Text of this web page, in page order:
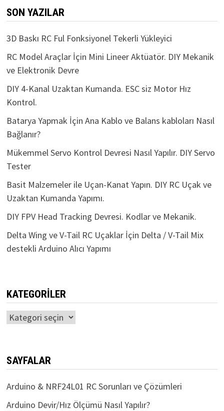
SON YAZILAR
3D Baskı RC Ful Fonksiyonel Tekerli Yükleyici
RC Model Araçlar İçin Mini Lineer Aktüatör. DIY Mekanik
ve Elektronik Devre
DIY 4-Kanal Uzaktan Kumanda. ESC siz Motor Hız
Kontrol.
Batarya Yapmak İçin Ana Kablo ve Balans kabloları Nasıl
Bağlanır?
Mükemmel Servo Kontrol Devresi Nasıl Yapılır. DIY Servo
Tester
Basit Malzemeler ile Uçan-Kanat Yapın. DIY RC Uçak ve
Uzaktan Kumanda Yapımı.
DIY FPV Head Tracking Devresi. Kodlar ve Mekanik.
Delta Wing ve V-Tail RC Uçaklar İçin Delta / V-Tail Mix
destekli Arduino Alıcı Yapımı
KATEGORILER
Kategoriler
SAYFALAR
Arduino & NRF24L01 RC Sorunları ve Çözümleri
Arduino Devir/Hız Ölçümü Nasıl Yapılır?